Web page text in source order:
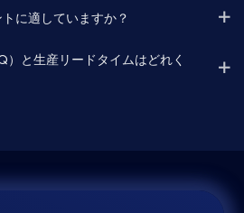
に適していますか？
）と生産リードタイムはどれく